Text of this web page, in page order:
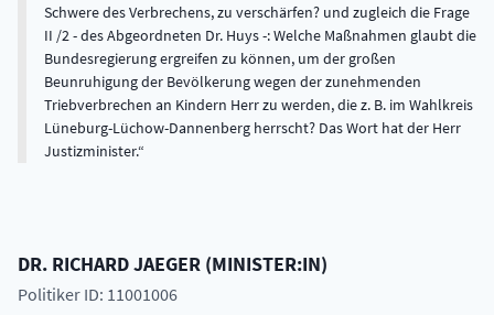
Schwere des Verbrechens, zu verschärfen? und zugleich die Frage
II /2 - des Abgeordneten Dr. Huys -: Welche Maßnahmen glaubt die
Bundesregierung ergreifen zu können, um der großen
Beunruhigung der Bevölkerung wegen der zunehmenden
Triebverbrechen an Kindern Herr zu werden, die z. B. im Wahlkreis
Lüneburg-Lüchow-Dannenberg herrscht? Das Wort hat der Herr
Justizminister.
DR. RICHARDJAEGER (MINISTER:IN)
Politiker ID: 11001006